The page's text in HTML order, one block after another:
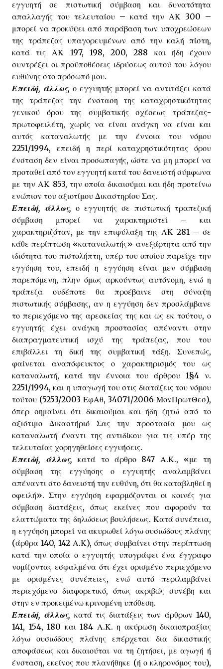
εγγυητή σε πιστωτική σύμβαση και δυνατότητα
απαλλαγής του τελευταίου – κατά την ΑΚ 300 –
μπορεί να προκύψει από παράβαση των υποχρεώσεων
της τράπεζας υπαγορευμένων από την καλή πίστη,
κατά τις ΑΚ 197, 198, 200, 288 και ήδη έχουν
συντρέξει οι προϋποθέσεις ιδρύσεως αυτού του λόγου
ευθύνης στο πρόσωπό μου.
Επειδή, άλλως, ο εγγυητής μπορεί να αντιτάξει κατά
της τράπεζας την ένσταση της καταχρηστικότητας
γενικού όρου της συμβατικής σχέσεως τράπεζας-
πρωτοφειλέτη, χωρίς να είναι ανάγκη να είναι και
αυτός καταναλωτής με την έννοια του νόμου
2251/1994, επειδή η περί καταχρηστικότητας όρου
ένσταση δεν είναι προσωπαγής, ώστε να μη μπορεί να
προταθεί από τον εγγυητή κατά του δανειστή σύμφωνα
με την ΑΚ 853, την οποία δικαιούμαι και ήδη προτείνω
ενώπιον του αξιοτίμου Δικαστηρίου Σας.
Επειδή, άλλως, ο εγγυητής σε πιστωτική τραπεζική
σύμβαση μπορεί να χαρακτηριστεί – και
χαρακτηριζόταν, με την επιφύλαξη της ΑΚ 281 – σε
κάθε περίπτωση «καταναλωτής» ανεξάρτητα από την
ιδιότητα του πιστολήπτη, υπέρ του οποίου παρείχε την
εγγύηση του, επειδή η εγγύηση είναι μεν σύμβαση
παρεπόμενη, πλην όμως αρκούντως αυτόνομη, ενώ η
τράπεζα ουδέποτε θα προέβαινε στη σύναψη
πιστωτικής σύμβασης, αν η εγγύηση δεν προσλάμβανε
το περιεχόμενο της αρεσκείας της και ως εκ τούτου, ο
εγγυητής έχει ανάγκη προστασίας απέναντι στην
διαπραγματευτική ισχύ της τράπεζας, που του
επιβάλλει τη δική της συμβατική τάξη. Συνεπώς,
φαίνεται αναπόφευκτος ο χαρακτηρισμός του ως
καταναλωτή, κατά την έννοια του άρθρου 1§4 ν.
2251/1994, και η υπαγωγή του στις διατάξεις του νόμου
τούτου (5253/2003 ΕφΑθ, 34071/2006 ΜονΠρωτΘεσ),
όπερ σημαίνει ότι δικαιούμαι και ήδη ζητώ από το
αξιότιμο Δικαστήριό Σας την προστασία μου ως
καταναλωτή έναντι της αντιδίκου για τις υπέρ της
τελευταίας χορηγηθείσες εγγυήσεις.
Επειδή, άλλως, κατά το άρθρο 847 Α.Κ., «με τη
σύμβαση της εγγύησης ο εγγυητής αναλαμβάνει
απέναντι στο δανειστή την ευθύνη, ότι θα καταβληθεί η
οφειλή». Στην εγγύηση εφαρμόζονται οι κοινές για
σύμβαση διατάξεις, όπως εκείνες που αφορούν τα
ελαττώματα της δηλώσεως βουλήσεως. Κατά συνέπεια,
η εγγύηση μπορεί να ακυρωθεί λόγω ουσιώδους πλάνης
(άρθρα 140, 142 Α.Κ), όπως συμβαίνει στην περίπτωση
κατά την οποία ο εγγυητής υπογράφει ένα έγγραφο
νομίζοντας εσφαλμένα ότι έχει ορισμένο περιεχόμενο
με ορισμένες συνέπειες, ενώ αυτό περιλαμβάνει
περιεχόμενο διαφορετικό, όπως ακριβώς συνέβη και
στην εν προκειμένω κρινομένη υπόθεση.
Επειδή, άλλως, κατά τις διατάξεις των άρθρων 140,
141, 154, 180 και 184 Α.Κ. η ακύρωση δικαιοπραξίας
λόγω ουσιώδους πλάνης επέρχεται δια δικαστικής
αποφάσεως και δικαιούται να τη ζητήσει, με αγωγή ή
ένσταση, εκείνος που πλανήθηκε (ή ο κληρονόμος του),